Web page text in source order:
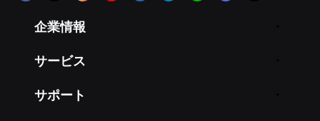
企業情報
サービス
サポート